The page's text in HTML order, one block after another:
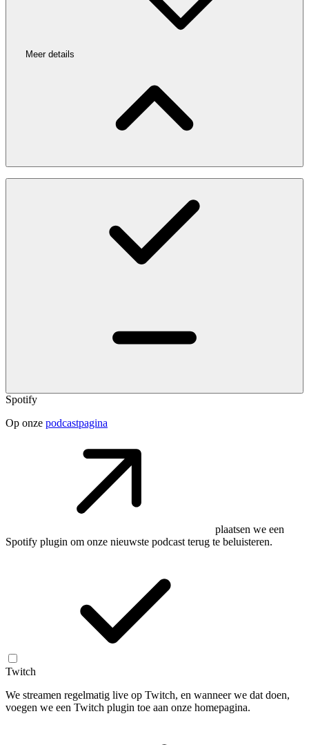
Meer details
Spotify
Op onze podcastpagina
plaatsen we een
Spotify plugin om onze nieuwste podcast terug te beluisteren.
Twitch
We streamen regelmatig live op Twitch, en wanneer we dat doen,
voegen we een Twitch plugin toe aan onze homepagina.